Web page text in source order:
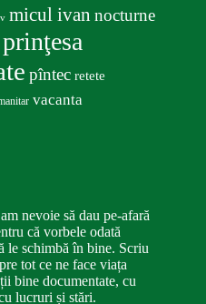
micul ivan nocturne
prinţesa
pîntec retete
vacanta
nevoie să dau pe-afară
că vorbele odată
le schimbă în bine. Scriu
tot ce ne face viața
bine documentate, cu
lucruri și stări.